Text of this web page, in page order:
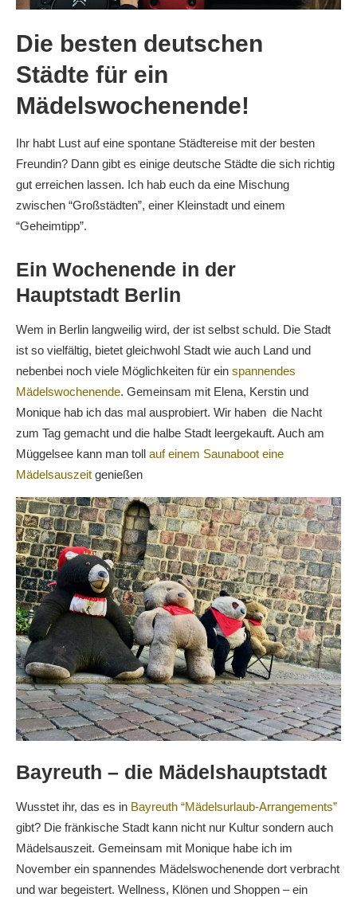
Die besten deutschen
Städte für ein
Mädelswochenende!
Ihr habt Lust auf eine spontane Städtereise mit der besten
Freundin? Dann gibt es einige deutsche Städte die sich richtig
gut erreichen lassen. Ich hab euch da eine Mischung
zwischen “Großstädten”, einer Kleinstadt und einem
“Geheimtipp”.
Ein Wochenende in der
Hauptstadt Berlin
Wem in Berlin langweilig wird, der ist selbst schuld. Die Stadt
ist so vielfältig, bietet gleichwohl Stadt wie auch Land und
nebenbei noch viele Möglichkeiten für ein spannendes
Mädelswochenende. Gemeinsam mit Elena, Kerstin und
Monique hab ich das mal ausprobiert. Wir haben die Nacht
zum Tag gemacht und die halbe Stadt leergekauft. Auch am
Müggelsee kann man toll auf einem Saunaboot eine
Mädelsauszeit genießen
Bayreuth – die Mädelshauptstadt
Wusstet ihr, das es in Bayreuth “Mädelsurlaub-Arrangements”
gibt? Die fränkische Stadt kann nicht nur Kultur sondern auch
Mädelsauszeit. Gemeinsam mit Monique habe ich im
November ein spannendes Mädelswochenende dort verbracht
und war begeistert. Wellness, Klönen und Shoppen – ein